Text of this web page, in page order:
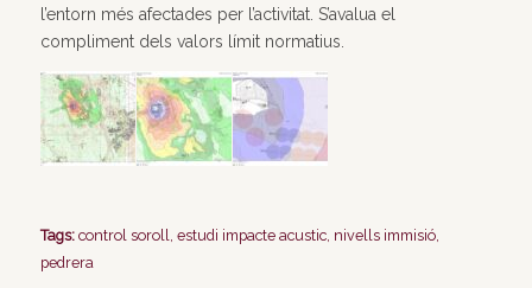
l’entorn més afectades per l’activitat. S’avalua el
compliment dels valors límit normatius.
Tags: control soroll, estudi impacte acustic, nivells immisió,
pedrera